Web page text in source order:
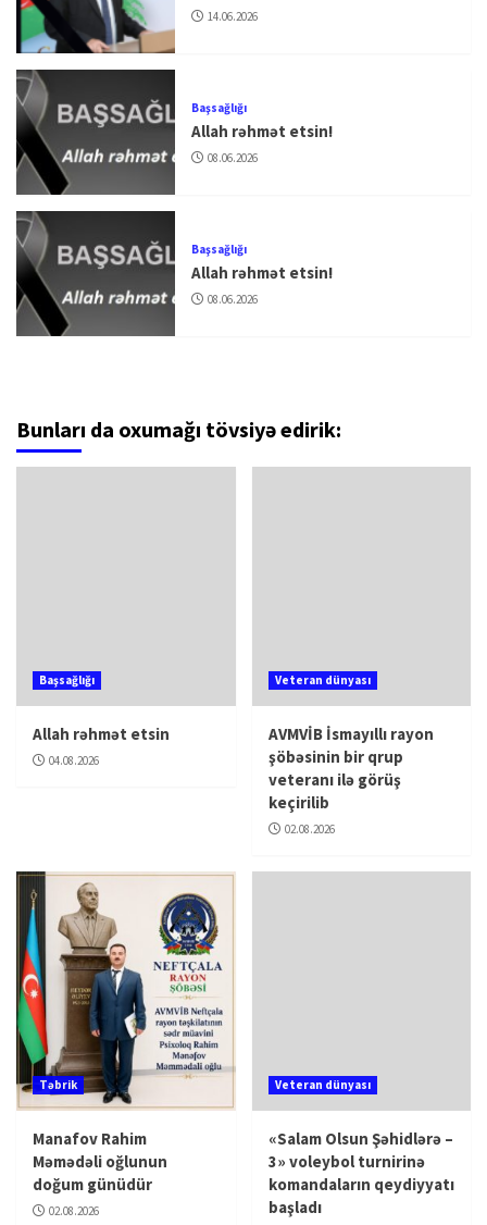
14.06.2026
Başsağlığı
Allah rəhmət etsin!
08.06.2026
Başsağlığı
Allah rəhmət etsin!
08.06.2026
Bunları da oxumağı tövsiyə edirik:
Başsağlığı
Allah rəhmət etsin
04.08.2026
Veteran dünyası
AVMVİB İsmayıllı rayon
şöbəsinin bir qrup
veteranı ilə görüş
keçirilib
02.08.2026
Təbrik
Manafov Rahim
Məmədəli oğlunun
doğum günüdür
02.08.2026
Veteran dünyası
«Salam Olsun Şəhidlərə –
3» voleybol turnirinə
komandaların qeydiyyatı
başladı